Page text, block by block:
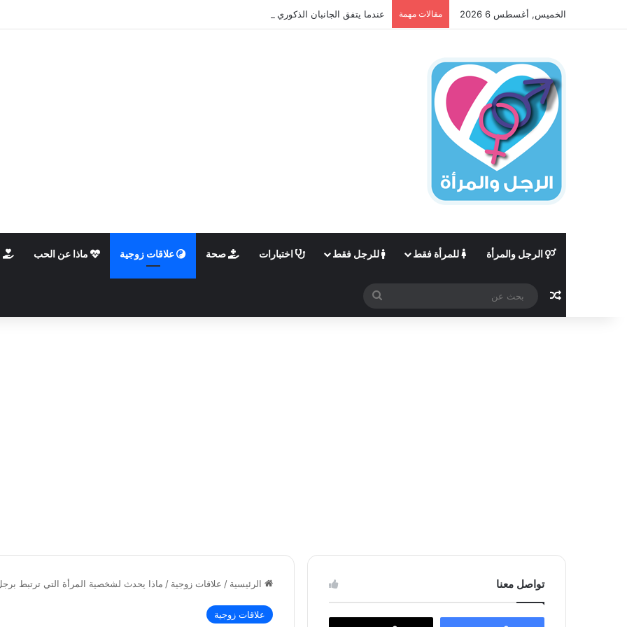
الخميس, أغسطس 6 2026 مقالات مهمة عندما يتفق الجانبان الذكوري والأنثوي داخلنا، ما الذي يحدث؟
الرجل والمرأة للمرأة فقط للرجل فقط اختبارات صحة علاقات زوجية ماذا عن الحب
مقال عشوائي
بحث
عن
الرئيسية / علاقات زوجية / ماذا يحدث لشخصية المرأة التي ترتبط
علاقات زوجية
تواصل معنا